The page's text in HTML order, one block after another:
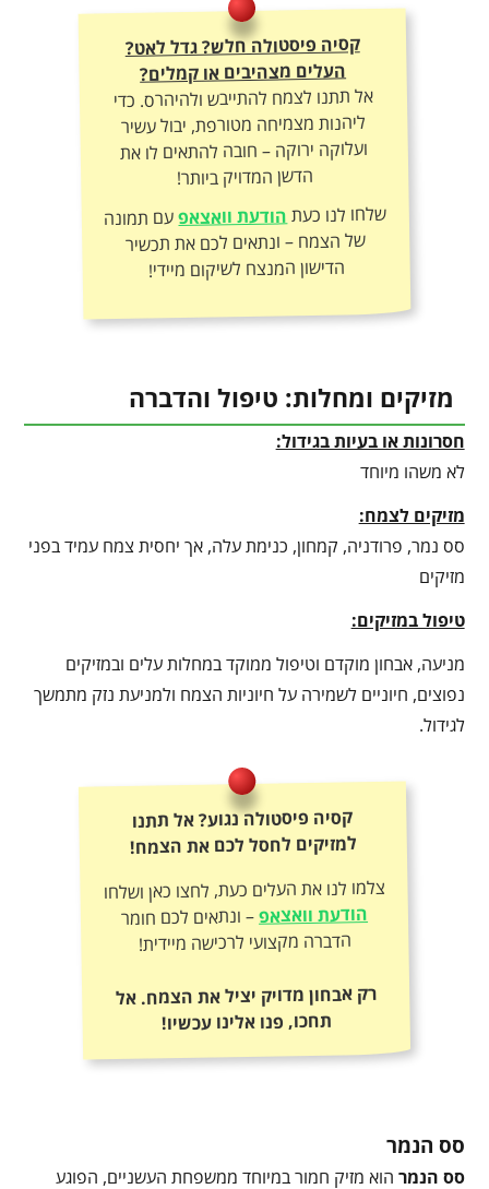
קסיה פיסטולה חלש? גדל לאט?
העלים מצהיבים או קמלים?
אל תתנו לצמח להתייבש ולהיהרס. כדי
ליהנות מצמיחה מטורפת, יבול עשיר
ועלוקה ירוקה – חובה להתאים לו את
הדשן המדויק ביותר!
שלחו לנו כעתהודעת וואצאפעם תמונה
של הצמח – ונתאים לכם את תכשיר
הדישון המנצח לשיקום מיידי!
מזיקים ומחלות: טיפול והדברה
חסרונות או בעיות בגידול:
לא משהו מיוחד
מזיקים לצמח:
סס נמר, פרודניה, קמחון, כנימת עלה, אך יחסית צמח עמיד בפני
מזיקים
טיפול במזיקים:
מניעה, אבחון מוקדם וטיפול ממוקד במחלות עלים ובמזיקים
נפוצים, חיוניים לשמירה על חיוניות הצמח ולמניעת נזק מתמשך
לגידול.
קסיה פיסטולה נגוע? אל תתנו
למזיקים לחסל לכם את הצמח!
צלמו לנו את העלים כעת, לחצו כאן ושלחו
הודעת וואצאפ– ונתאים לכם חומר
הדברה מקצועי לרכישה מיידית!
רק אבחון מדויק יציל את הצמח. אל
תחכו, פנו אלינו עכשיו!
סס הנמר
סס הנמר הוא מזיק חמור במיוחד ממשפחת העשניים, הפוגע